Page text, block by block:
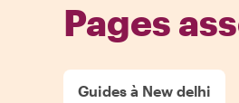
Pages
Guides à New delhi